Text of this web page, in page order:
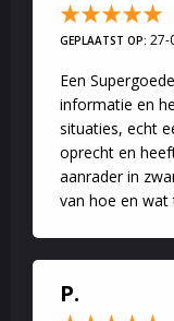
GEPLAATST OP: 27-
Een
informatie en
situaties, echt
oprecht en
aanrader in
van hoe en wat
P.